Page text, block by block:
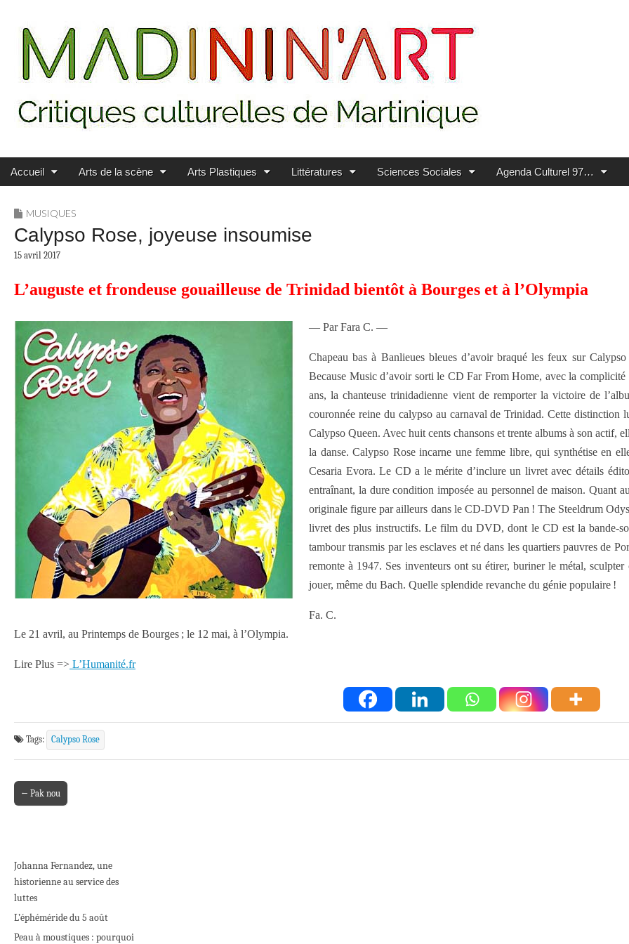
MADININ'ART
Main menu
Skip to content
Accueil Arts de la scène Arts Plastiques Littératures Sciences Sociales Agenda Culturel 97…
MUSIQUES
Calypso Rose, joyeuse insoumise
15 avril 2017
L’auguste et frondeuse gouailleuse de Trinidad bientôt à Bourges et à l’Olympia
— Par Fara C. —
Chapeau bas à Banlieues bleues d’avoir braqué les feux sur
Because Music d’avoir sorti le CD Far From Home, avec la
ans, la chanteuse trinidadienne vient de remporter la victoire de
couronnée reine du calypso au carnaval de Trinidad. Cette distinction
Calypso Queen. Avec huit cents chansons et trente albums à son actif,
la danse. Calypso Rose incarne une femme libre, qui synthétise en
Cesaria Evora. Le CD a le mérite d’inclure un livret avec détails
entraînant, la dure condition imposée au personnel de maison. Quant
originale figure par ailleurs dans le CD-DVD Pan ! The Steeldrum
livret des plus instructifs. Le film du DVD, dont le CD est la bande-
tambour transmis par les esclaves et né dans les quartiers pauvres de
remonte à 1947. Ses inventeurs ont su étirer, buriner le métal,
jouer, même du Bach. Quelle splendide revanche du génie populaire !
Fa. C.
Le 21 avril, au Printemps de Bourges ; le 12 mai, à l’Olympia.
Lire Plus => L’Humanité.fr
Tags: Calypso Rose
Post navigation
← Pak nou
Johanna Fernandez, une
historienne au service des
luttes
L’éphéméride du 5 août
Peau à moustiques : pourquoi